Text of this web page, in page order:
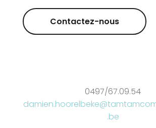
Contactez-nous
0497/67.09.54
.be